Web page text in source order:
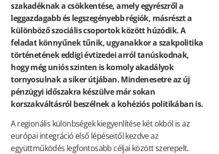
szakadéknak a csökkentése, amely egyrészről a
leggazdagabb és legszegényebb régiók, másrészt a
különböző szociális csoportok között húzódik. A
feladat könnyűnek tűnik, ugyanakkor a szakpolitika
történetének eddigi évtizedei arról tanúskodnak,
hogy még uniós szinten is komoly akadályok
tornyosulnak a siker útjában. Mindenesetre az új
pénzügyi időszakra készülve már sokan
korszakváltásról beszélnek a kohéziós politikában is.
A regionális különbségek kiegyenlítése két okból is az
európai integráció első lépéseitől kezdve az
együttműködés legfontosabb céljai között szerepelt.